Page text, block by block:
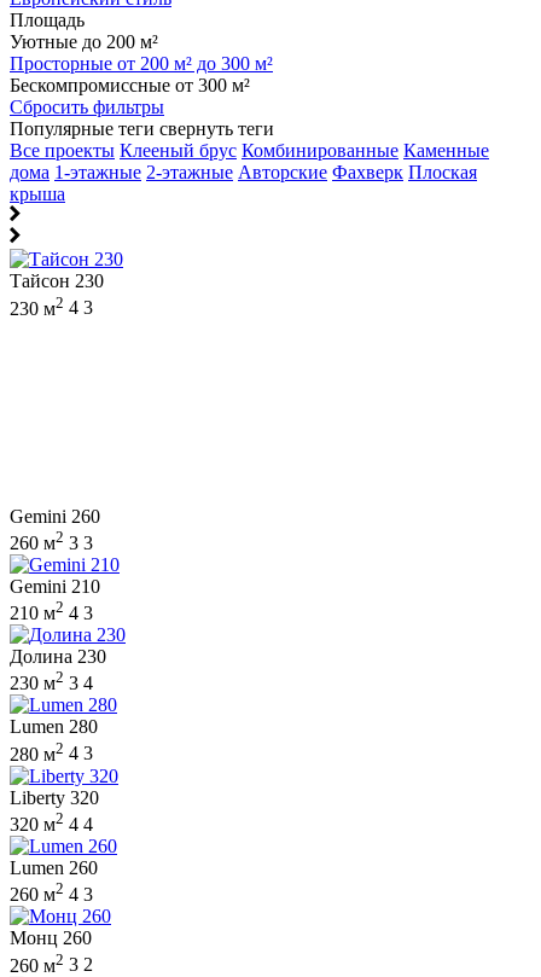
Площадь
Уютные до 200 м²
Просторные от 200 м² до 300 м²
Бескомпромиссные от 300 м²
Сбросить фильтры
Популярные теги свернуть теги
Все проекты Клееный брус Комбинированные Каменные
дома 1-этажные 2-этажные Авторские Фахверк Плоская
крыша
Тайсон 230
230 м2 4 3
Gemini 260
260 м2 3 3
Gemini 210
210 м2 4 3
Долина 230
230 м2 3 4
Lumen 280
280 м2 4 3
Liberty 320
320 м2 4 4
Lumen 260
260 м2 4 3
Монц 260
260 м2 3 2